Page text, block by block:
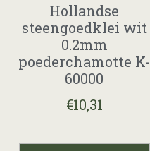
Hollandse
steengoedklei wit
0.2mm
poederchamotte K-
60000
€10,31